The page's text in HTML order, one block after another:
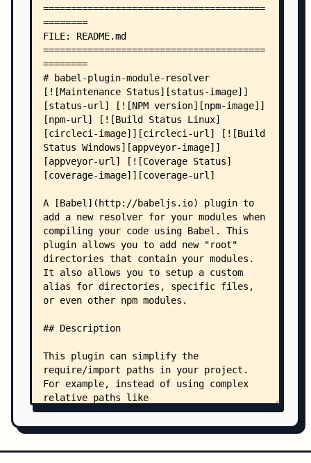
    │   ├── log.js
    │   ├── mapPath.js
    │   ├── mapToRelative.js
    │   ├── normalizeOptions.js
    │   ├── resolvePath.js
    │   ├── utils.js
    │   └── transformers/
    │       ├── call.js
    │       └── import.js
    ├── test/
    │   ├── call.test.js
    │   ├── custom-call.test.js
    │   ├── dynamicImport.test.js
    │   ├── index.test.js
    │   ├── mapToRelative.test.js
    │   ├── normalizeOptions.test.js
    │   ├── .eslintrc.js
    │   └── testproject/
    │       ├── example-file.js
    │       ├── package.json
    │       ├── .babelrc
    │       │   ├── app.js
    │       │   ├── es6module.es6
    │       │   ├── nodemodule.mjs
    │       │   ├── text.txt
    │       │   ├── actions/
    │       │   │   └── something.js
    │       │   ├── components/
    │       │   │   ├── index.js